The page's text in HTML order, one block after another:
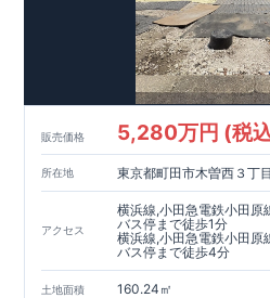
販売価格 5,280万円 (税
所在地 東京都町田市木曽西３丁
アクセス
横浜線,小田急電鉄小田
バス停まで徒歩1分
横浜線,小田急電鉄小田
バス停まで徒歩4分
土地面積 160.24㎡